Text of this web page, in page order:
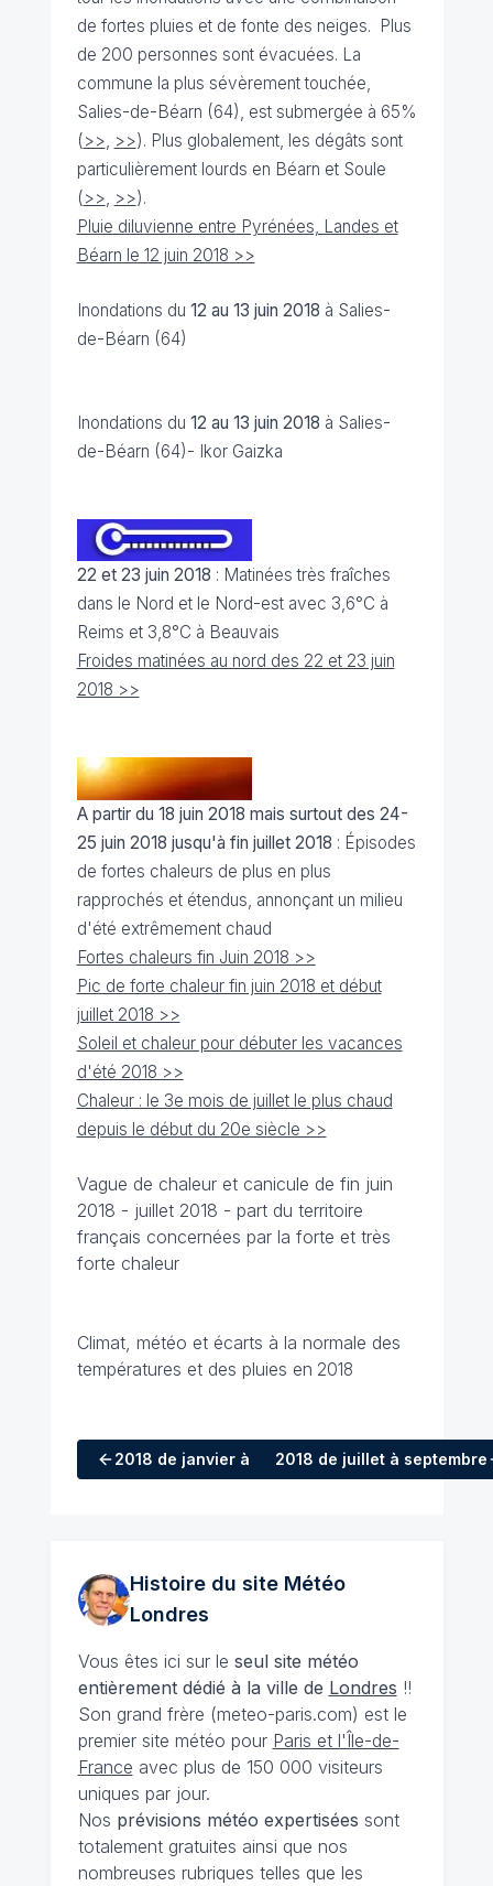
de fortes pluies et de fonte des neiges. Plus
de 200 personnes sont évacuées. La
commune la plus sévèrement touchée,
Salies-de-Béarn (64), est submergée à 65%
(>>, >>). Plus globalement, les dégâts sont
particulièrement lourds en Béarn et Soule
(>>, >>).
Pluie diluvienne entre Pyrénées, Landes et
Béarn le 12 juin 2018 >>
Inondations du 12 au 13 juin 2018 à Salies-
de-Béarn (64)
Inondations du 12 au 13 juin 2018 à Salies-
de-Béarn (64)- Ikor Gaizka
22 et 23 juin 2018 : Matinées très fraîches
dans le Nord et le Nord-est avec 3,6°C à
Reims et 3,8°C à Beauvais
Froides matinées au nord des 22 et 23 juin
2018 >>
A partir du 18 juin 2018 mais surtout des 24-
25 juin 2018 jusqu'à fin juillet 2018 : Épisodes
de fortes chaleurs de plus en plus
rapprochés et étendus, annonçant un milieu
d'été extrêmement chaud
Fortes chaleurs fin Juin 2018 >>
Pic de forte chaleur fin juin 2018 et début
juillet 2018 >>
Soleil et chaleur pour débuter les vacances
d'été 2018 >>
Chaleur : le 3e mois de juillet le plus chaud
depuis le début du 20e siècle >>
Vague de chaleur et canicule de fin juin
2018 - juillet 2018 - part du territoire
français concernées par la forte et très
forte chaleur
Climat, météo et écarts à la normale des
températures et des pluies en 2018
2018 de janvier à mars2018 de juillet à septembre
Histoire du site Météo
Londres
Vous êtes ici sur le seul site météo
entièrement dédié à la ville de Londres !!
Son grand frère (meteo-paris.com) est le
premier site météo pour Paris et l'Île-de-
France avec plus de 150 000 visiteurs
uniques par jour.
Nos prévisions météo expertisées sont
totalement gratuites ainsi que nos
nombreuses rubriques telles que les